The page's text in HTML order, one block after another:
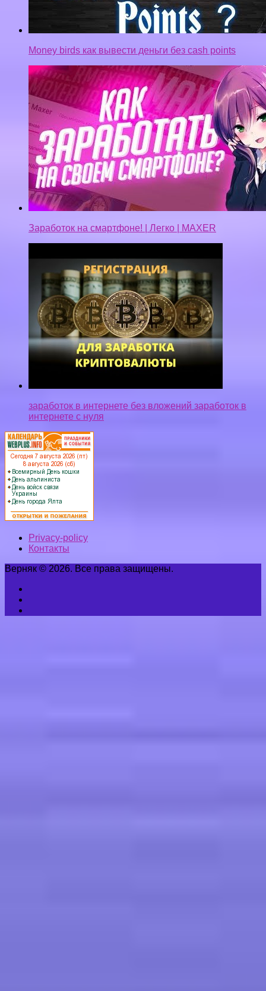
Money birds как вывести деньги без cash points
Заработок на смартфоне! | Легко | MAXER
заработок в интернете без вложений заработок в
интернете с нуля
Privacy-policy
Контакты
Верняк © 2026. Все права защищены.